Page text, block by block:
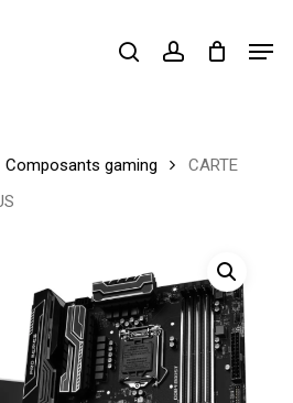
searchaccount
Composants gaming
CARTE